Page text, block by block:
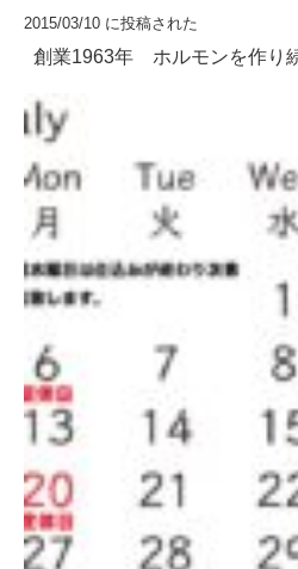
2015/03/10 に投稿された
創業1963年 ホルモンを作り